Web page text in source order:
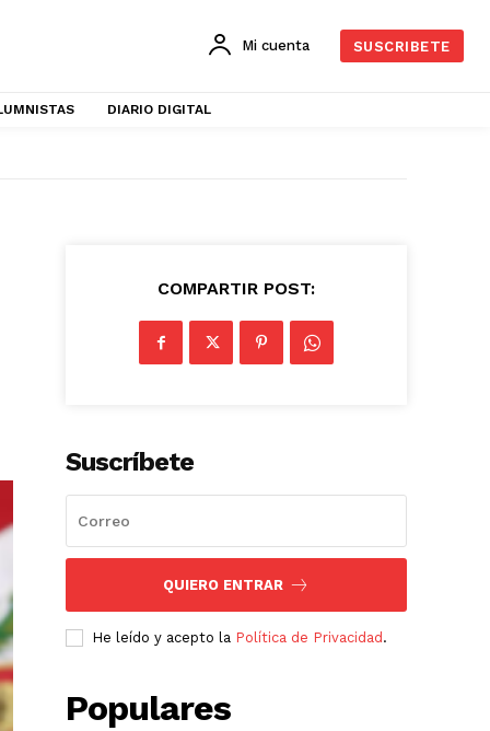
Mi cuenta SUSCRIBETE
DIARIO DIGITAL
COMPARTIR POST:
Suscríbete
QUIERO ENTRAR
He leído y acepto la Política de Privacidad .
Populares